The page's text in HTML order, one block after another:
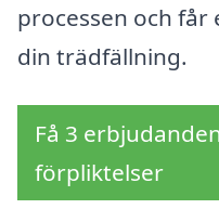
processen och
din trädfällning.
Få 3
förpliktelser